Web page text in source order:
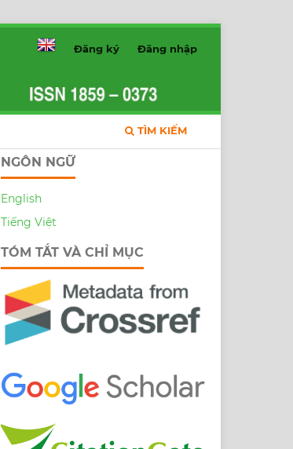
TÌM KIẾM
Đăng ký Đăng nhập
NGÔN NGỮ
English
Tiếng Việt
TÓM TẮT VÀ CHỈ MỤC